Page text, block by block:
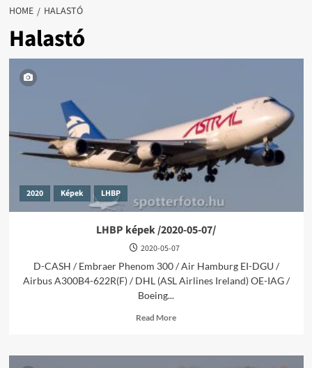
HOME HALASTÓ
Halastó
2020 Képek LHBP
LHBP képek /2020-05-07/
2020-05-07
D-CASH / Embraer Phenom 300 / Air Hamburg EI-DGU /
Airbus A300B4-622R(F) / DHL (ASL Airlines Ireland) OE-IAG /
Boeing...
Read MoreRead